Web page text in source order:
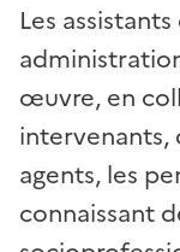
Partager
Les
œuvre, en
intervenants,
agents, les
connaissant